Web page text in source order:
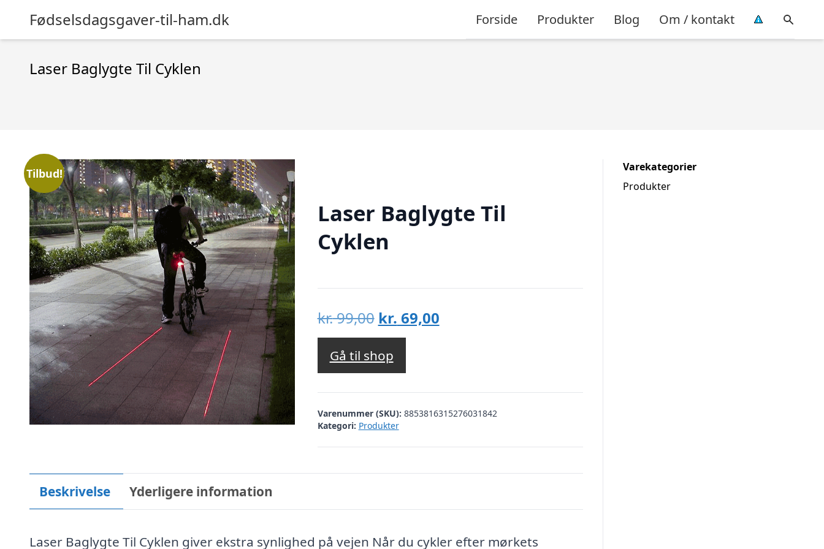
Fødselsdagsgaver-til-ham.dk Forside Produkter Blog Om / kontakt
Laser Baglygte Til Cyklen
Tilbud!
Laser Baglygte Til
Cyklen
kr.99,00 Den
oprindelige
pris
var:
kr. 99,00.
kr. 69,00Den
kr. 69,00.
Gå til shop
Varenummer (SKU): 8853816315276031842
Kategori: Produkter
Beskrivelse Yderligere information
Laser Baglygte Til Cyklen giver ekstra synlighed på vejen Når du cykler efter mørkets
Varekategorier
Produkter